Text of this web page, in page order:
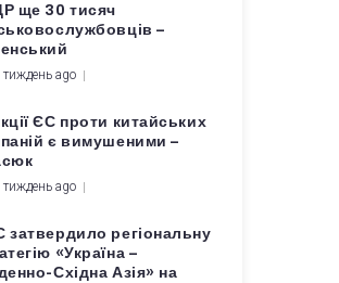
ще 30 тисяч
–
тиждень ago
ЄС проти китайських
є вимушеними –
тиждень ago
затвердило регіональну
«Україна –
Східна Азія» на